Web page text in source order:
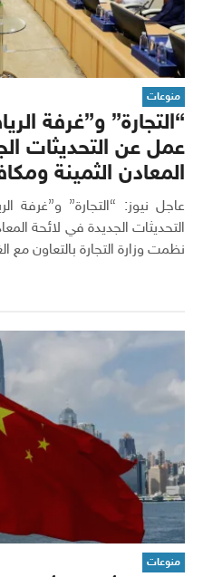
منوعات
“التجارة” و”غرفة
عمل عن التحديثات
المعادن الثمينة
عاجل نيوز: “التجارة”
التحديثات الجديدة في لائحة
نظمت وزارة التجارة بالتعاون مع
منوعات